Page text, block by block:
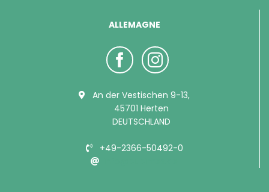
ALLEMAGNE
An der Vestischen 9-13,
45701 Herten
DEUTSCHLAND
+49-2366-50492-0